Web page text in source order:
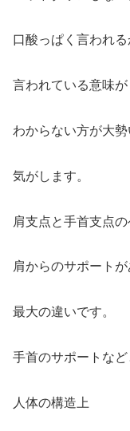
口酸っぱく言われ
言われている意味が
わからない方が大
気がします。
肩支点と手首支点
肩からのサポート
最大の違いです。
手首のサポートな
人体の構造上